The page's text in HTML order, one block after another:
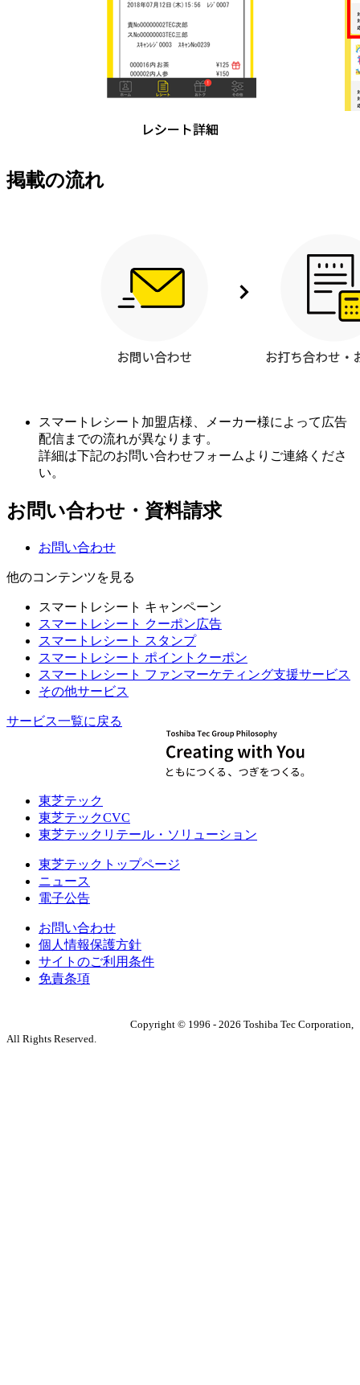
掲載の流れ
スマートレシート加盟店様、メーカー様によって広告
配信までの流れが異なります。
詳細は下記のお問い合わせフォームよりご連絡くださ
い。
お問い合わせ・資料請求
お問い合わせ
他のコンテンツを見る
スマートレシート キャンペーン
スマートレシート クーポン広告
スマートレシート スタンプ
スマートレシート ポイントクーポン
スマートレシート ファンマーケティング支援サービス
その他サービス
サービス一覧に戻る
東芝テック
東芝テックCVC
東芝テックリテール・ソリューション
東芝テックトップページ
ニュース
電子公告
お問い合わせ
個人情報保護方針
サイトのご利用条件
免責条項
Copyright © 1996 - 2026 Toshiba Tec Corporation,
All Rights Reserved.